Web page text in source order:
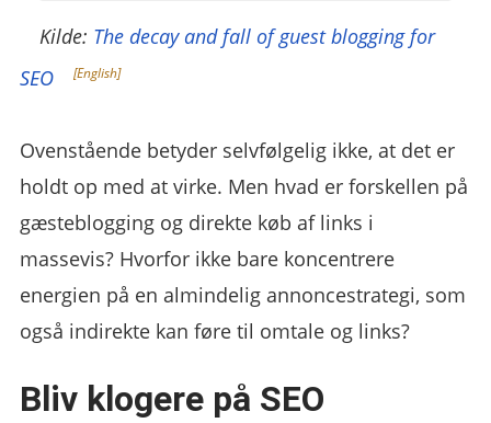
Kilde: The decay and fall of guest blogging for
SEO
Ovenstående betyder selvfølgelig ikke, at det er
holdt op med at virke. Men hvad er forskellen på
gæsteblogging og direkte køb af links i
massevis? Hvorfor ikke bare koncentrere
energien på en almindelig annoncestrategi, som
også indirekte kan føre til omtale og links?
Bliv klogere på SEO